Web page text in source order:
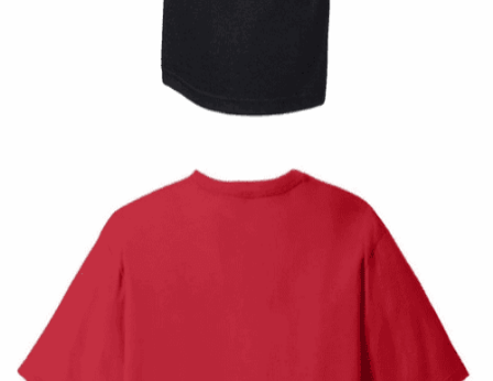
Ανδρική μπλούζα Twin Pistons